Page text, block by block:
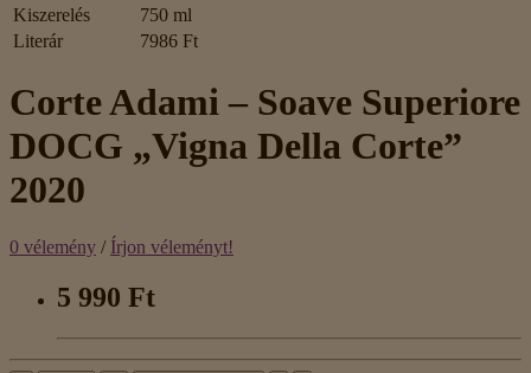
Kiszerelés
750 ml
Literár
7986 Ft
Corte Adami – Soave Superiore
DOCG „Vigna Della Corte”
2020
0 vélemény / Írjon véleményt!
5 990 Ft